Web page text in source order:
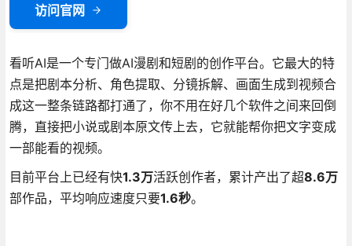
访问官网
看听AI是一个专门做AI漫剧和短剧的创作平台。它最大的特
点是把剧本分析、角色提取、分镜拆解、画面生成到视频合
成这一整条链路都打通了 ，你不用在好几个软件之间来回倒
腾，直接把小说或剧本原文传上去，它就能帮你把文字变成
一部能看的视频。
目前平台上已经有快1.3万活跃创作者，累计产出了超8.6万
部作品，平均响应速度只要1.6秒。